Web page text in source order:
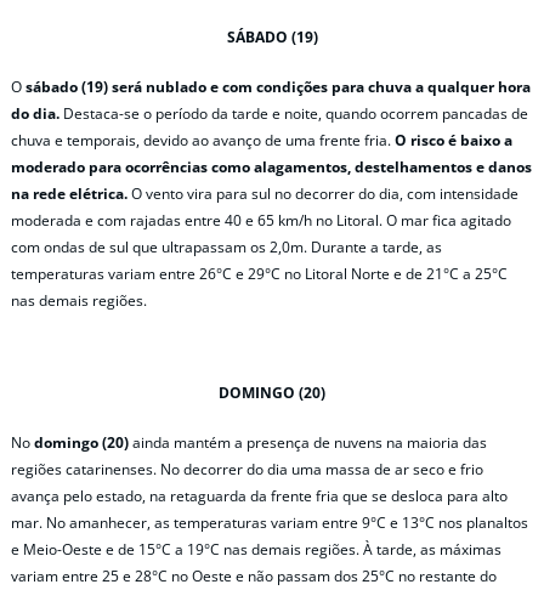
SÁBADO (19)
Osábado (19) será nublado e com condições para chuva a qualquer hora
do dia. Destaca-se o período da tarde e noite, quando ocorrem pancadas de
chuva e temporais, devido ao avanço de uma frente fria.O risco é baixo a
moderado para ocorrências como alagamentos, destelhamentos e danos
na rede elétrica.O vento vira para sul no decorrer do dia, com intensidade
moderada e com rajadas entre 40 e 65 km/h no Litoral. O mar fica agitado
com ondas de sul que ultrapassam os 2,0m. Durante a tarde, as
temperaturas variam entre 26°C e 29°C no Litoral Norte e de 21°C a 25°C
nas demais regiões.
DOMINGO (20)
Nodomingo (20)ainda mantém a presença de nuvens na maioria das
regiões catarinenses. No decorrer do dia uma massa de ar seco e frio
avança pelo estado, na retaguarda da frente fria que se desloca para alto
mar. No amanhecer, as temperaturas variam entre 9°C e 13°C nos planaltos
e Meio-Oeste e de 15°C a 19°C nas demais regiões. À tarde, as máximas
variam entre 25 e 28°C no Oeste e não passam dos 25°C no restante do